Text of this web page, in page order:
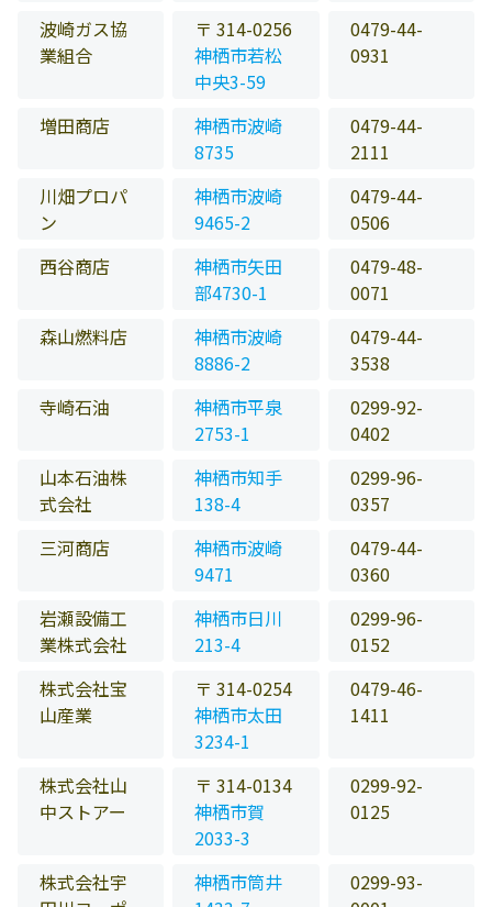
波崎ガス協
業組合
〒 314-0256
神栖市若松
中央3-59
0479-44-
0931
増田商店
神栖市波崎
8735
0479-44-
2111
川畑プロパ
ン
神栖市波崎
9465-2
0479-44-
0506
西谷商店
神栖市矢田
部4730-1
0479-48-
0071
森山燃料店
神栖市波崎
8886-2
0479-44-
3538
寺崎石油
神栖市平泉
2753-1
0299-92-
0402
山本石油株
式会社
神栖市知手
138-4
0299-96-
0357
三河商店
神栖市波崎
9471
0479-44-
0360
岩瀬設備工
業株式会社
神栖市日川
213-4
0299-96-
0152
株式会社宝
山産業
〒 314-0254
神栖市太田
3234-1
0479-46-
1411
株式会社山
中ストアー
〒 314-0134
神栖市賀
2033-3
0299-92-
0125
株式会社宇
神栖市筒井
0299-93-